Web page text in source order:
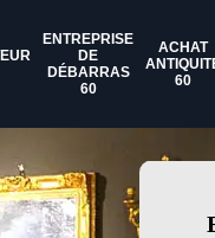
ENTREPRISE
DE
DÉBARRAS
60
ACHAT
60